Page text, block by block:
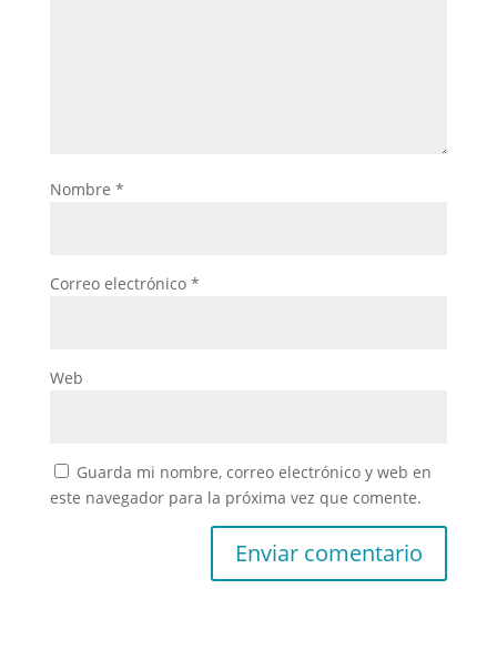
Nombre *
Correo electrónico *
Web
Guarda mi nombre, correo electrónico y web en
este navegador para la próxima vez que comente.